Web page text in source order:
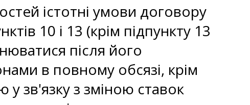
істотні умови договору
10 і 13 (крім підпункту 13
після його
в повному обсязі, крім
у зв'язку з зміною ставок